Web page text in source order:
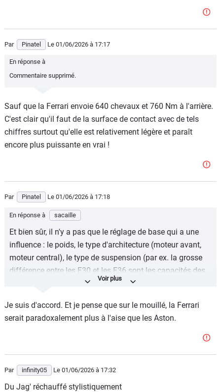
Par Pinatel Le 01/06/2026 à 17:17
En réponse à
Commentaire supprimé.
Sauf que la Ferrari envoie 640 chevaux et 760 Nm à l'arrière.
C'est clair qu'il faut de la surface de contact avec de tels
chiffres surtout qu'elle est relativement légère et paraît
encore plus puissante en vrai !
Par Pinatel Le 01/06/2026 à 17:18
En réponse à sacaille
Et bien sûr, il n'y a pas que le réglage de base qui a une
influence : le poids, le type d'architecture (moteur avant,
moteur central), le type de suspension (par ex. la grosse
différence entre les E30 et les E36 sont les capacités des
E36 à garder les roues arrière au sol avec le même carro
tripaille de suspat' que je suis honnêtement incapable
d'expliquer).
voiture au hasard, et il est difficile de trouver une
explication simple à tout.
Je suis d'accord. Et je pense que sur le mouillé, la Ferrari
serait paradoxalement plus à l'aise que les Aston.
Par infinity05 Le 01/06/2026 à 17:32
Du Jag' réchauffé stylistiquement